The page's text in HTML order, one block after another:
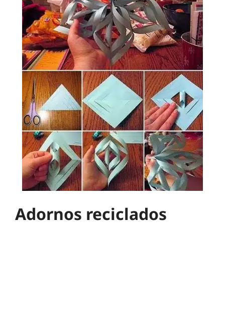
Adornos reciclados